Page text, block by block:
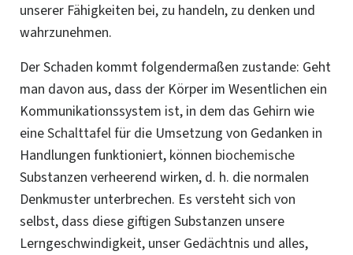
unserer Fähigkeiten bei, zu handeln, zu denken und
wahrzunehmen.
Der Schaden kommt folgendermaßen zustande: Geht
man davon aus, dass der Körper im Wesentlichen ein
Kommunikationssystem ist, in dem das Gehirn wie
eineSchalttafelfür die Umsetzung von Gedanken in
Handlungen funktioniert, können biochemische
Substanzen verheerend wirken, d. h. die normalen
Denkmuster unterbrechen. Es versteht sich von
selbst, dass diese giftigen Substanzen unsere
Lerngeschwindigkeit, unser Gedächtnis und alles,